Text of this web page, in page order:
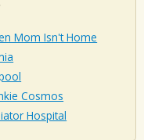
Mom Isn't Home
Cosmos
Hospital